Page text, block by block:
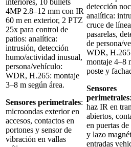
interiores, 10 bullets
4MP 2.8–12 mm con IR
60 m en exterior, 2 PTZ
25x para control de
patios: analítica:
intrusión, detección
humo/actividad inusual,
persona/vehículo:
WDR, H.265: montaje
3–8 m según área.
Sensores perimetrales:
microondas exterior en
accesos, contactos en
portones y sensor de
vibración en vallas
detección
analítica:
cruce de
pasarelas,
de persona/
WDR,
montaje 4–8
poste y
Sensores
perimetrales
haz IR en
abiertos,
en puertas de
y lazo
entradas